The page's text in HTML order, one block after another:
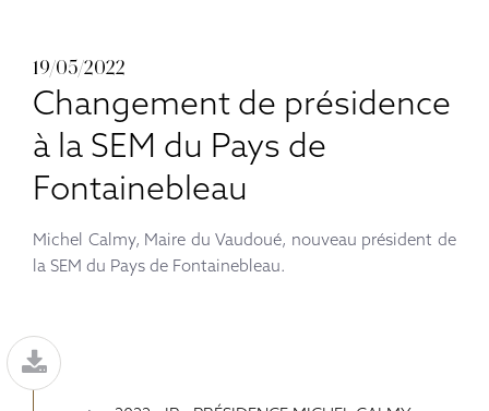
19/05/2022
Changement de présidence
à la SEM du Pays de
Fontainebleau
Michel Calmy, Maire du Vaudoué, nouveau président de
la SEM du Pays de Fontainebleau.